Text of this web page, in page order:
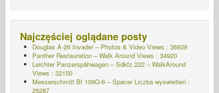
Najczęściej oglądane posty
Douglas A-26 Invader – Photos & Video Views : 36939
Panther Restauration – Walk Around Views : 34920
Leichter Panzerspähwagen – Sdkfz.222 – WalkAround
Views : 32150
Messerschmitt Bf 109G-6 – SpacerLiczba wyświetleń :
26287